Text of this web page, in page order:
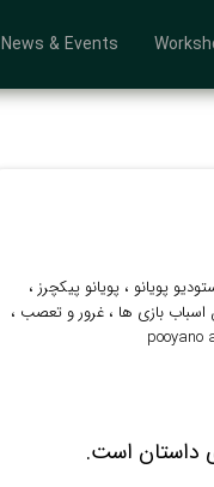
News & Events
پویانو ، پویانو پیکچرز ،
اسباب بازی ها ، غرور و تعصب ،
pooyano
داستان است.